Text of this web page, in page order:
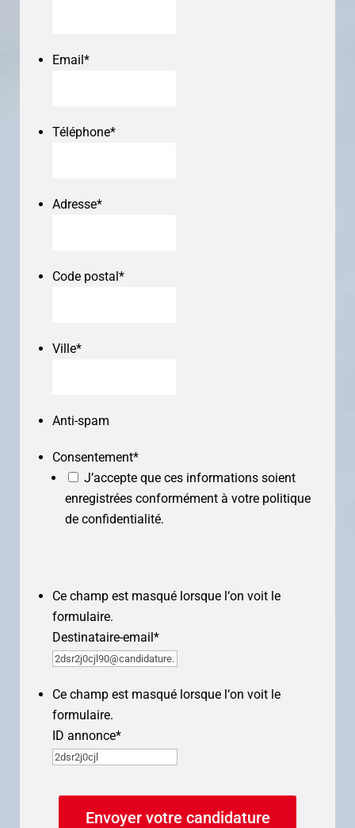
Email*
Téléphone*
Adresse*
Code postal*
Ville*
Anti-spam
Consentement*
J’accepte que ces informations soient
enregistrées conformément à votre politique
de confidentialité.
Ce champ est masqué lorsque l‘on voit le
formulaire.
Destinataire-email*
Ce champ est masqué lorsque l‘on voit le
formulaire.
ID annonce*